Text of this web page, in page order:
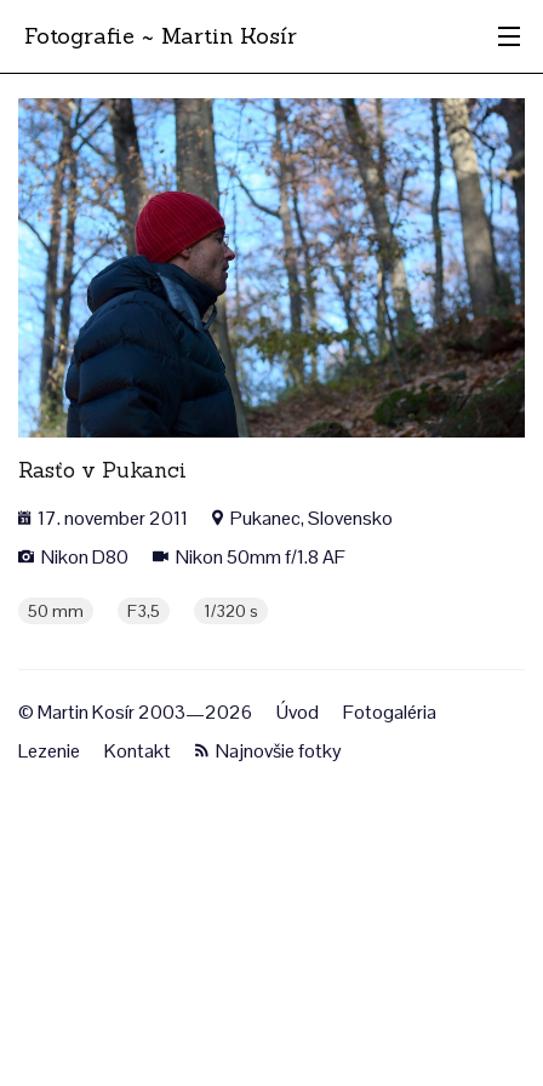
Fotografie ~ Martin Kosír
Moje obľúbené
Albumy
Miesta
Archív
Vyhľadávanie
Rasťo v Pukanci
17. november 2011
Pukanec, Slovensko
Nikon D80
Nikon 50mm f/1.8 AF
50 mm F3,5 1/320 s
© Martin Kosír 2003—2026 Úvod
Fotogaléria
Lezenie
Kontakt Najnovšie fotky